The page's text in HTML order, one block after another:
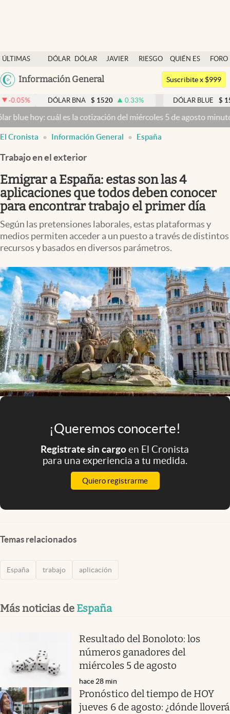
ÚLTIMAS
NOTICIAS
DÓLAR
DÓLAR
JAVIER
RIESGO
QUIÉN ES
QUIÉN
FORO
Argentina
México
Información General
Dólar
Members
Economía y Política
Finanzas y Mercados
Mercados Online
Negocios
Columnistas
Otras secciones
Infotechnology
Clase
Clima
Mundial 2026
Eventos Corporativos
El Cronista Studio
Mediakit
abre en nueva pestaña
Argentina
Suscribite x $999
DÓLAR BNA $ 1520 0.33 % DÓLAR BLUE $ 1540 -0.32
es la cotización del miércoles 5 de agosto minuto a minuto
El Cronista Información General España
Trabajo en el exterior
Emigrar a España: estas son las 4
aplicaciones que todos deben conocer
para encontrar trabajo el primer día
Según las pretensiones laborales, estas plataformas y
medios permiten acceder a un puesto a través de distintos
recursos y basados en diversos parámetros.
¡Queremos conocerte!
Registrate sin cargoen El Cronista
para una experiencia a tu medida.
Quiero registrarme
Temas relacionados
España trabajo aplicación
Más noticias de España
Resultado del Bonoloto: los
números ganadores del
miércoles 5 de agosto
hace 28 min
Pronóstico del tiempo de HOY
jueves 6 de agosto: ¿dónde lloverá